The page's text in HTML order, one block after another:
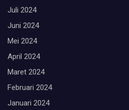
Juli 2024
Juni 2024
Mei 2024
April 2024
Maret 2024
Februari 2024
Januari 2024